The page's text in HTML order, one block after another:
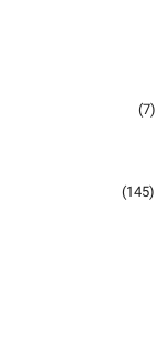
(7)
(145)